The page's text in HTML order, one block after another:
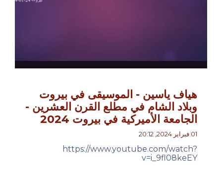
هياف ياسين - الموسيقى في بيروت
وبلاد الشام في مطلع القرن العشرين -
الجامعة الأميركية في بيروت 2024
01 فبراير 2024, 20:12
https://www.youtube.com/watch?
v=i_9fl08keEY